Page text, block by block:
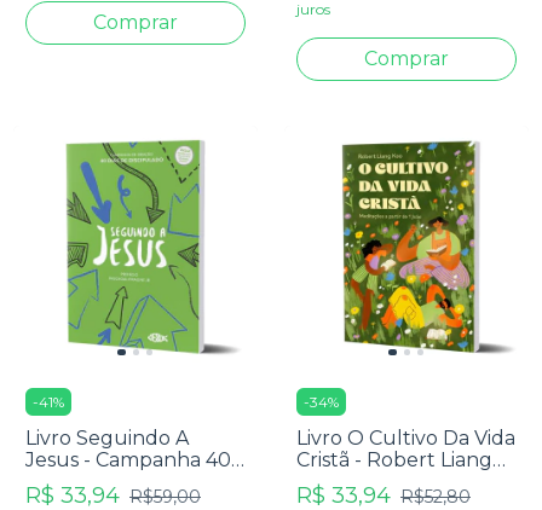
juros
-41%
Livro Seguindo A
Jesus - Campanha 40
Dias De Discipulado
R$ 33,94 R$59,00
-34%
Livro O Cultivo Da Vida
Cristã - Robert Liang
Koo
R$ 33,94 R$52,80